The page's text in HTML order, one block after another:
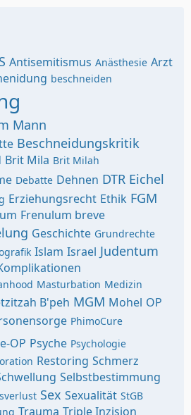
Antisemitismus Anästhesie Arzt
beschneiden
Mann
Beschneidungskritik
Brit Mila Brit Milah
Debatte Dehnen DTR Eichel
Erziehungsrecht Ethik FGM
Frenulum breve
Geschichte Grundrechte
Islam Israel Judentum
Masturbation Medizin
B'peh MGM Mohel OP
PhimoCure
OP Psyche Psychologie
Restoring Schmerz
Selbstbestimmung
Sex Sexualität StGB
Trauma Triple Inzision